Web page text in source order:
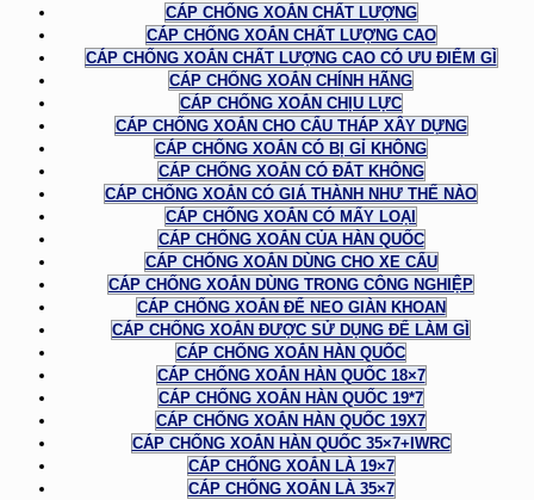
CÁP CHỐNG XOẮN CHẤT LƯỢNG
CÁP CHỐNG XOẮN CHẤT LƯỢNG CAO
CÁP CHỐNG XOẮN CHẤT LƯỢNG CAO CÓ ƯU ĐIỂM GÌ
CÁP CHỐNG XOẮN CHÍNH HÃNG
CÁP CHỐNG XOẮN CHỊU LỰC
CÁP CHỐNG XOẮN CHO CẨU THÁP XÂY DỰNG
CÁP CHỐNG XOẮN CÓ BỊ GỈ KHÔNG
CÁP CHỐNG XOẮN CÓ ĐẮT KHÔNG
CÁP CHỐNG XOẮN CÓ GIÁ THÀNH NHƯ THẾ NÀO
CÁP CHỐNG XOẮN CÓ MẤY LOẠI
CÁP CHỐNG XOẮN CỦA HÀN QUỐC
CÁP CHỐNG XOẮN DÙNG CHO XE CẨU
CÁP CHỐNG XOẮN DÙNG TRONG CÔNG NGHIỆP
CÁP CHỐNG XOẮN ĐỂ NEO GIÀN KHOAN
CÁP CHỐNG XOẮN ĐƯỢC SỬ DỤNG ĐỂ LÀM GÌ
CÁP CHỐNG XOẮN HÀN QUỐC
CÁP CHỐNG XOẮN HÀN QUỐC 18×7
CÁP CHỐNG XOẮN HÀN QUỐC 19*7
CÁP CHỐNG XOẮN HÀN QUỐC 19X7
CÁP CHỐNG XOẮN HÀN QUỐC 35×7+IWRC
CÁP CHỐNG XOẮN LÀ 19×7
CÁP CHỐNG XOẮN LÀ 35×7